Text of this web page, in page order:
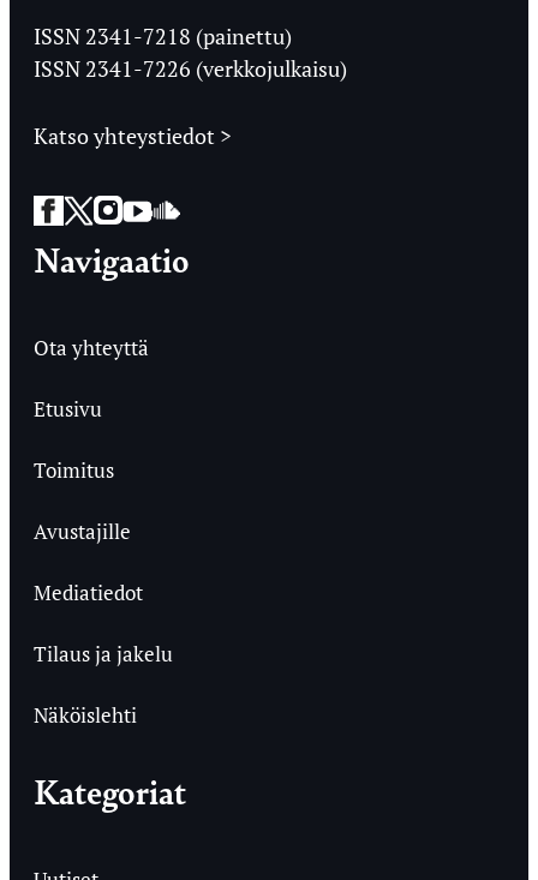
Ylioppilaslehti
ISSN 2341-7218 (painettu)
ISSN 2341-7226 (verkkojulkaisu)
Katso yhteystiedot >
Facebook
Twitter
Instagram
YouTube
SoundCloud
Navigaatio
Ota yhteyttä
Etusivu
Toimitus
Avustajille
Mediatiedot
Tilaus ja jakelu
Näköislehti
Kategoriat